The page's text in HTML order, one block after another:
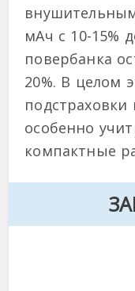
мАч с 10-15%
повербанка
20%. В целом
подстраховки
особенно
компактные